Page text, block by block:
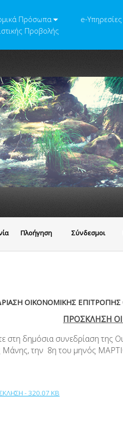
Πρόσωπα e-Υπηρεσίες
Προβολής
Πλοήγηση Σύνδεσμοι
ΟΙΚΟΝΟΜΙΚΗΣ ΕΠΙΤΡΟΠΗΣ
ΠΡΟΣΚΛΗΣΗ
στη δημόσια συνεδρίαση της
την 8η του μηνός
- 320.07 KB